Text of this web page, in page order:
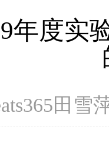
年度实
田雪